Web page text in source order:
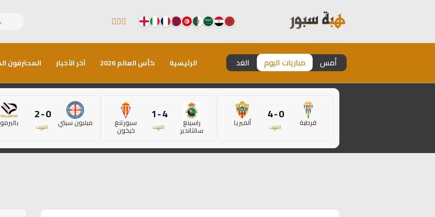
أمس مباريات اليوم الغد الرئيسية كأس العالم 2026 آخر الأخبار المحترفون
قرطبة 0 - 4
انتهت ألميريا راسينغ
سانتاندير
4 - 1
انتهت سبورتنغ
خيخون
ميلبون سيتي 0 - 2
انتهت باليرمو